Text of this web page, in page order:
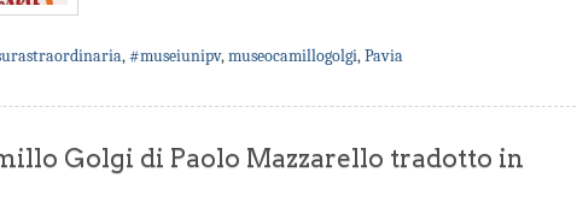
,#museiunipv,museocamillogolgi,Pavia
Golgi di Paolo Mazzarello tradotto in